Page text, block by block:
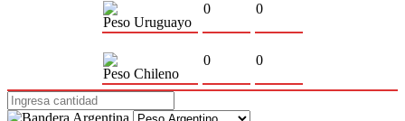
Peso Uruguayo
0 0
Peso Chileno
0 0